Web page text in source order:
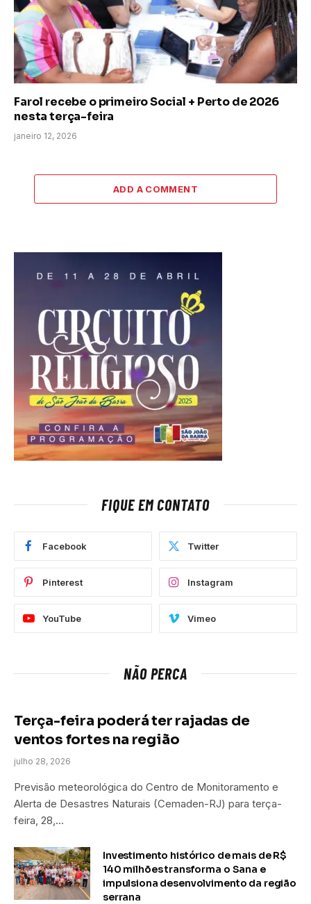
Farol recebe o primeiro Social + Perto de 2026
nesta terça-feira
janeiro 12, 2026
ADD A COMMENT
FIQUE EM CONTATO
Facebook Twitter
Pinterest Instagram
YouTube Vimeo
NÃO PERCA
Terça-feira poderá ter rajadas de
ventos fortes na região
julho 28, 2026
Previsão meteorológica do Centro de Monitoramento e
Alerta de Desastres Naturais (Cemaden-RJ) para terça-
feira, 28,…
Investimento histórico de mais de R$
140 milhões transforma o Sana e
impulsiona desenvolvimento da região
serrana